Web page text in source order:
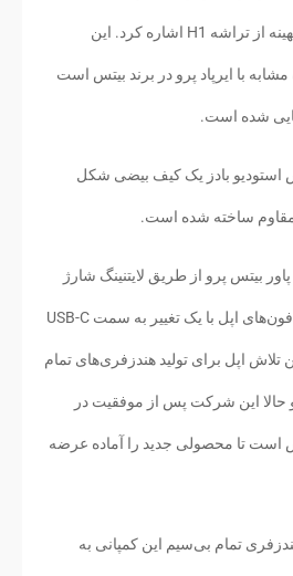
نویز اکتیو در کنار پشتیبانی بهینه از تراشه H1 اشاره کرد. این
با ایرپاد پرو در برند بیتس است
شده است.
بادز یک کیف بیضی شکل
مقاوم ساخته شده است.
بیتس پرو از طریق لایتنینگ شارژ
می‌شوند، اما نسل جدید هدفون‌های اپل با یک تغییر به سمت USB-C
اپل برای تولید هندزفری‌های تمام
حالا این شرکت پس از موفقیت در
است تا محصولی جدید را آماده عرضه
تمام بی‌سیم این کمپانی به